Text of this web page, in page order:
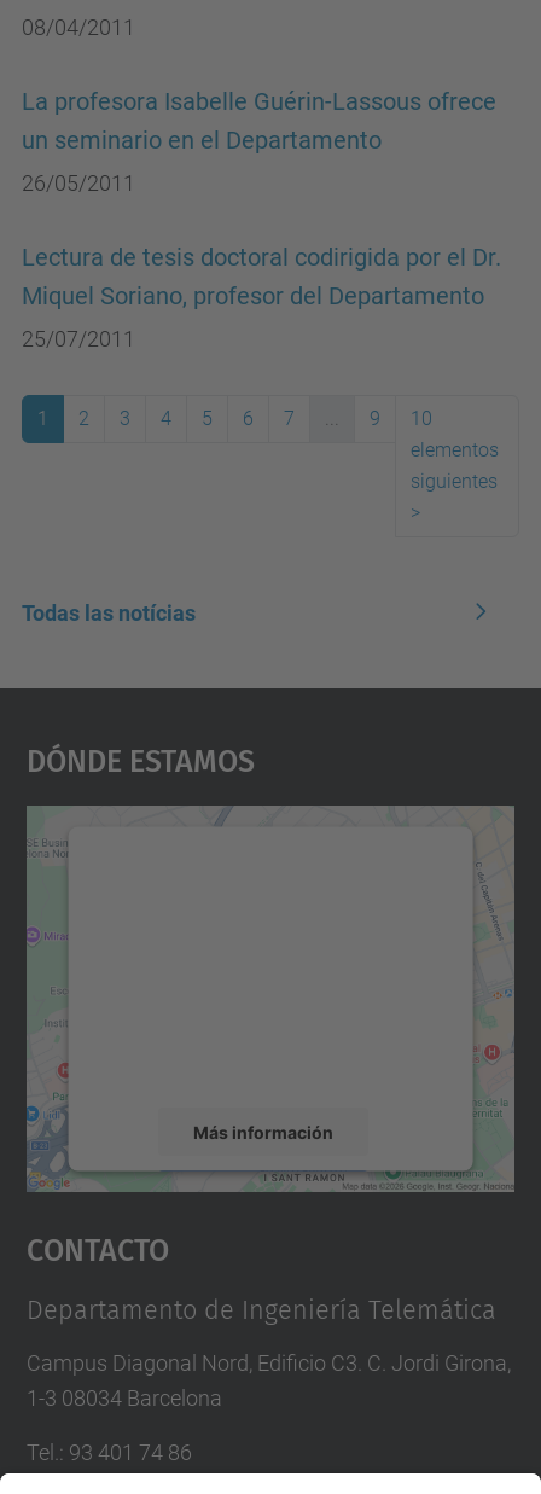
08/04/2011
La profesora Isabelle Guérin-Lassous ofrece
un seminario en el Departamento
26/05/2011
Lectura de tesis doctoral codirigida por el Dr.
Miquel Soriano, profesor del Departamento
25/07/2011
1 2 3 4 5 6 7 ... 9
10
elementos
siguientes
>
Todas las notícias
Dónde Estamos
Más información
Aceptar
powered by
Contacto
Departamento de Ingeniería Telemática
Campus Diagonal Nord, Edificio C3. C. Jordi Girona,
1-3 08034 Barcelona
Tel. : 93 401 74 86